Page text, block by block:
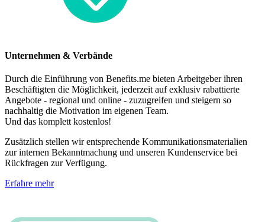
Unternehmen & Verbände
Durch die Einführung von Benefits.me bieten Arbeitgeber ihren
Beschäftigten die Möglichkeit, jederzeit auf exklusiv rabattierte
Angebote - regional und online - zuzugreifen und steigern so
nachhaltig die Motivation im eigenen Team.
Und das komplett kostenlos!
Zusätzlich stellen wir entsprechende Kommunikationsmaterialien
zur internen Bekanntmachung und unseren Kundenservice bei
Rückfragen zur Verfügung.
Erfahre mehr